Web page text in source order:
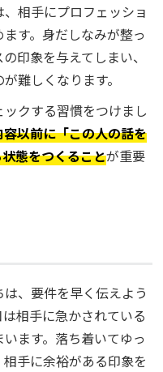
相手にプロフェッショ
す。身だしなみが整っ
印象を与えてしまい、
難しくなります。
クする習慣をつけまし
以前に「この人の話を
態をつくることが重要
、要件を早く伝えよう
相手に急かされている
ます。落ち着いてゆっ
手に余裕がある印象を